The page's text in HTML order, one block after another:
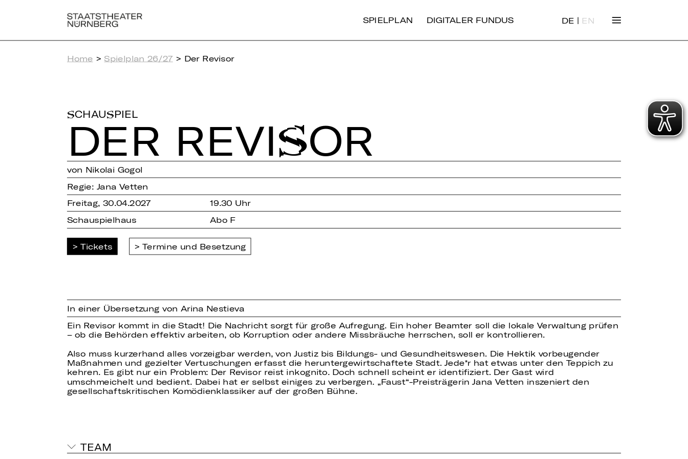
SPIELPLAN DIGITALER FUNDUS DE | EN
Home > Spielplan 26/27 > Der Revisor
SCHAUSPIEL
DER RE­VI­SOR
von Nikolai Gogol
Regie: Jana Vetten
Freitag, 30.04.2027
19.30 Uhr
Schauspielhaus
Abo F
Tickets Termine und Besetzung
In einer Übersetzung von Arina Nestieva
Ein Revisor kommt in die Stadt! Die Nachricht sorgt für große Aufregung. Ein hoher Beamter soll die lokale Verwaltung prüfen
– ob die Behörden effektiv arbeiten, ob Korruption oder andere Missbräuche herrschen, soll er kontrollieren.
Also muss kurzerhand alles vorzeigbar werden, von Justiz bis Bildungs- und Gesundheitswesen. Die Hektik vorbeugender
Maßnahmen und gezielter Vertuschungen erfasst die heruntergewirtschaftete Stadt. Jede*r hat etwas unter den Teppich zu
kehren. Es gibt nur ein Problem: Der Revisor reist inkognito. Doch schnell scheint er identifiziert. Der Gast wird
umschmeichelt und bedient. Dabei hat er selbst einiges zu verbergen. „Faust“-Preisträgerin Jana Vetten inszeniert den
gesellschaftskritischen Komödienklassiker auf der großen Bühne.
TEAM